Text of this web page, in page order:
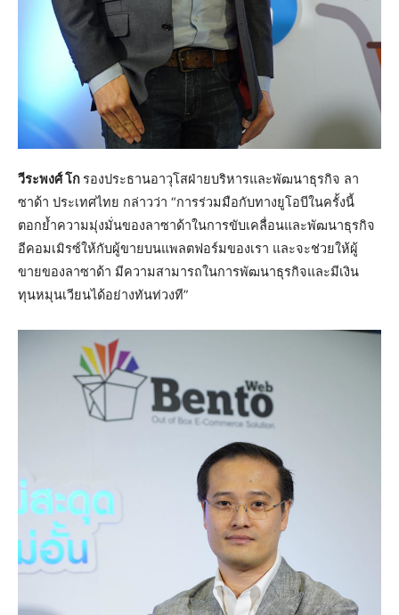
วีระพงศ์ โก รองประธานอาวุโสฝ่ายบริหารและพัฒนาธุรกิจ ลา
ซาด้า ประเทศไทย กล่าวว่า “การร่วมมือกับทางยูโอบีในครั้งนี้
ตอกย้ำความมุ่งมั่นของลาซาด้าในการขับเคลื่อนและพัฒนาธุรกิจ
อีคอมเมิรซ์ให้กับผู้ขายบนแพลตฟอร์มของเรา และจะช่วยให้ผู้
ขายของลาซาด้า มีความสามารถในการพัฒนาธุรกิจและมีเงิน
ทุนหมุนเวียนได้อย่างทันท่วงที”